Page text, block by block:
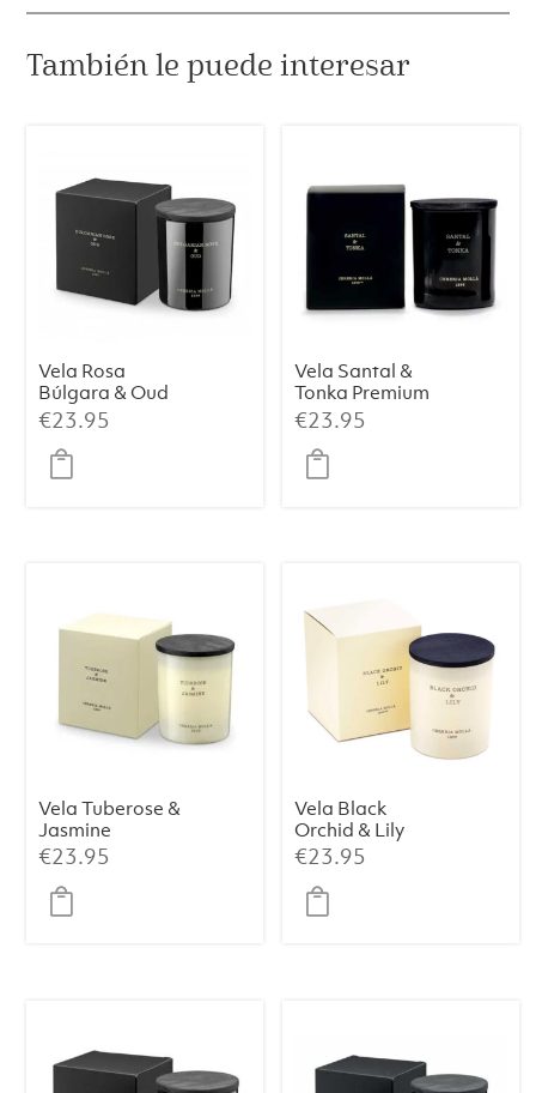
cantidad
También le puede interesar
Vela Rosa
Búlgara & Oud
Premium 230 g
€23.95
Vela Santal &
Tonka Premium
230 g
€23.95
Vela Tuberose &
Jasmine
Premium 230 g
€23.95
Vela Black
Orchid & Lily
Premium 230 g
€23.95